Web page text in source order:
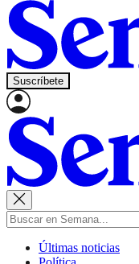
Suscríbete
Últimas noticias